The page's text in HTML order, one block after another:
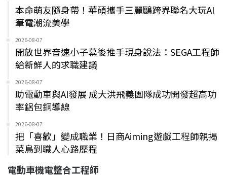
本命萌友隨身帶！華碩攜手三麗鷗跨界聯名大玩AI
筆電潮流美學
2026-08-07
開放世界音速小子幕後推手現身說法：SEGA工程師
給新鮮人的求職建議
2026-08-07
助電動車與AI發展 成大洪飛義團隊成功開發超高功
率鋁包銅導線
2026-08-07
把「喜歡」變成職業！日商Aiming遊戲工程師親揭
菜鳥到職人心路歷程
電動車機電整合工程師